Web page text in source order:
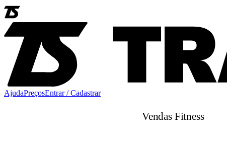
AjudaPreçosEntrar / Cadastrar
Vendas Fitness